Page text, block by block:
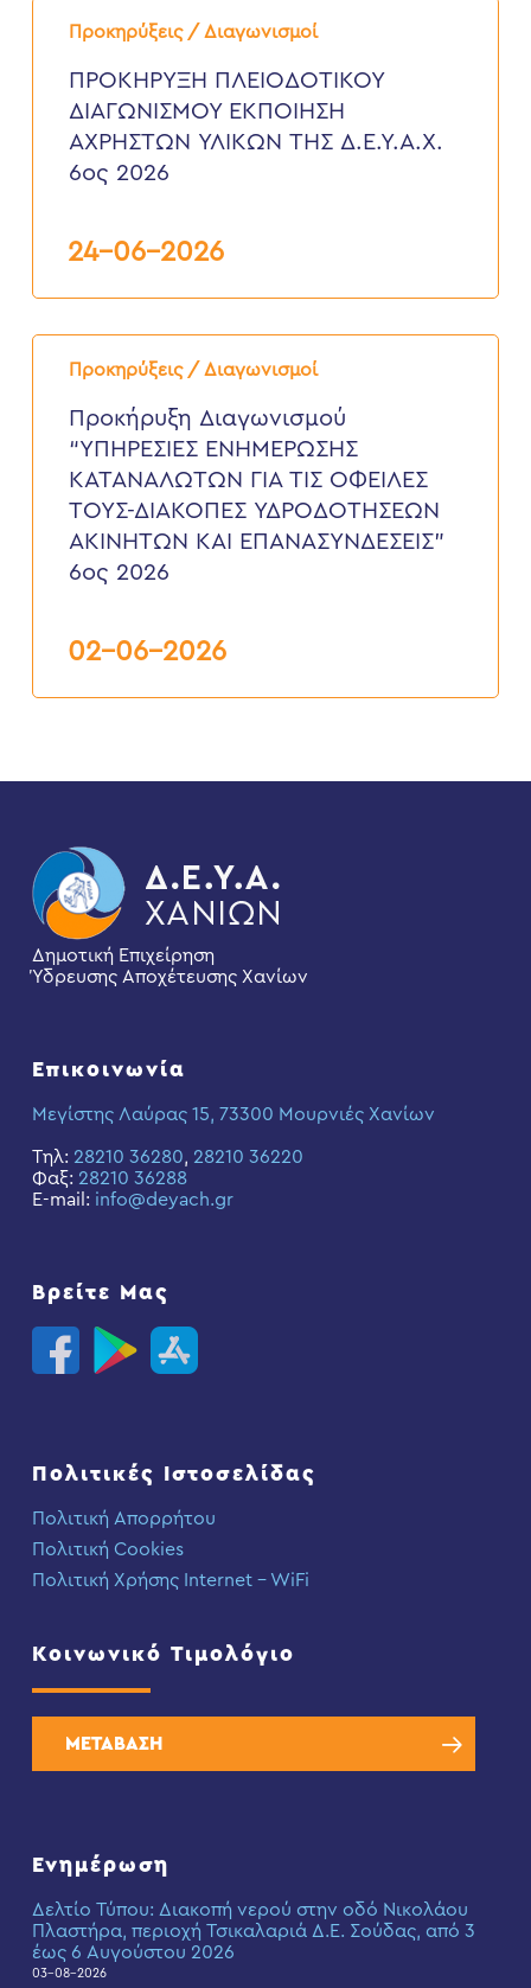
Προκηρύξεις / Διαγωνισμοί
ΠΡΟΚΗΡΥΞΗ
ΠΛΕΙΟΔΟΤΙΚΟΥ
ΕΚΠΟΙΗΣΗ
ΑΧΡΗΣΤΩΝ
ΥΛΙΚΩΝ
Δ.Ε.Υ.Α.Χ.
ΠΡΟΚΗΡΥΞΗ ΠΛΕΙΟΔΟΤΙΚΟΥ
ΔΙΑΓΩΝΙΣΜΟΥ ΕΚΠΟΙΗΣΗ
ΑΧΡΗΣΤΩΝ ΥΛΙΚΩΝ ΤΗΣ Δ.Ε.Υ.Α.Χ.
6ος 2026
24-06-2026
Προκηρύξεις / Διαγωνισμοί
Προκήρυξη
Διαγωνισμού
ΕΝΗΜΕΡΩΣΗΣ
ΚΑΤΑΝΑΛΩΤΩΝ
ΟΦΕΙΛΕΣ
ΤΟΥΣ-
ΔΙΑΚΟΠΕΣ
ΑΚΙΝΗΤΩΝ
2026
Προκήρυξη Διαγωνισμού
“ΥΠΗΡΕΣΙΕΣ ΕΝΗΜΕΡΩΣΗΣ
ΚΑΤΑΝΑΛΩΤΩΝ ΓΙΑ ΤΙΣ ΟΦΕΙΛΕΣ
ΤΟΥΣ-ΔΙΑΚΟΠΕΣ ΥΔΡΟΔΟΤΗΣΕΩΝ
ΑΚΙΝΗΤΩΝ ΚΑΙ ΕΠΑΝΑΣΥΝΔΕΣΕΙΣ”
6ος 2026
02-06-2026
Δημοτική Επιχείρηση
Ύδρευσης Αποχέτευσης Χανίων
Επικοινωνία
Μεγίστης Λαύρας 15, 73300 Μουρνιές Χανίων
Τηλ: 28210 36280, 28210 36220
Φαξ: 28210 36288
E-mail: info@deyach.gr
Βρείτε Μας
Πολιτικές Ιστοσελίδας
Πολιτική Απορρήτου
Πολιτική Cookies
Πολιτική Χρήσης Internet – WiFi
Κοινωνικό Τιμολόγιο
ΜΕΤΑΒΑΣΗ
Ενημέρωση
Δελτίο Τύπου: Διακοπή νερού στην οδό Νικολάου
Πλαστήρα, περιοχή Τσικαλαριά Δ.Ε. Σούδας, από 3
έως 6 Αυγούστου 2026
03-08-2026